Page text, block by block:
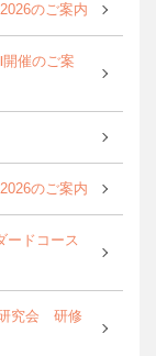
のご案内
催のご案
のご案内
ードコース
研究会 研修